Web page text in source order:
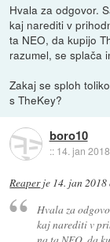
Hvala za odgovor.
kaj narediti v
ta NEO, da kupijo
razumel, se splača
Zakaj se sploh
s TheKey?
boro10
:: 14. jan
Reaperje 14. jan
Hvala za
kaj narediti v
na ta NEO, da